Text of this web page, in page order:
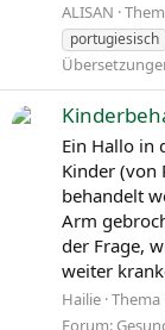
ALISAN
portugiesisch
Ein Hallo in
Kinder (von
behandelt
Arm
der Frage,
weiter
Hailie Thema
Forum: